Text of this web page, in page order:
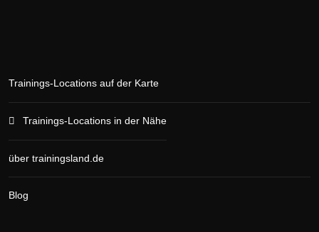
Trainings-Locations auf der Karte
Trainings-Locations in der Nähe
über trainingsland.de
Blog